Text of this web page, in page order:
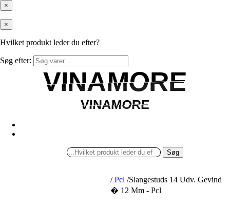
×
×
Hvilket produkt leder du efter?
Søg efter:
VINAMORE
VINAMORE
VINAMORE
VINAMORE
Søg
/ Pcl /Slangestuds 14 Udv. Gevind
� 12 Mm - Pcl